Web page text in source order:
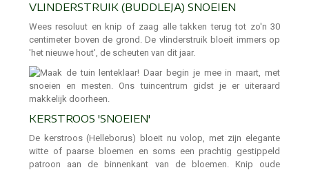
VLINDERSTRUIK (BUDDLEJA) SNOEIEN
Wees resoluut en knip of zaag alle takken terug tot zo'n 30
centimeter boven de grond. De vlinderstruik bloeit immers op
'het nieuwe hout', de scheuten van dit jaar.
KERSTROOS 'SNOEIEN'
De kerstroos (Helleborus) bloeit nu volop, met zijn elegante
witte of paarse bloemen en soms een prachtig gestippeld
patroon aan de binnenkant van de bloemen. Knip oude